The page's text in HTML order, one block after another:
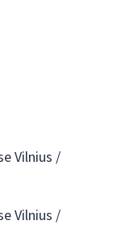
Vilnius /
Vilnius /